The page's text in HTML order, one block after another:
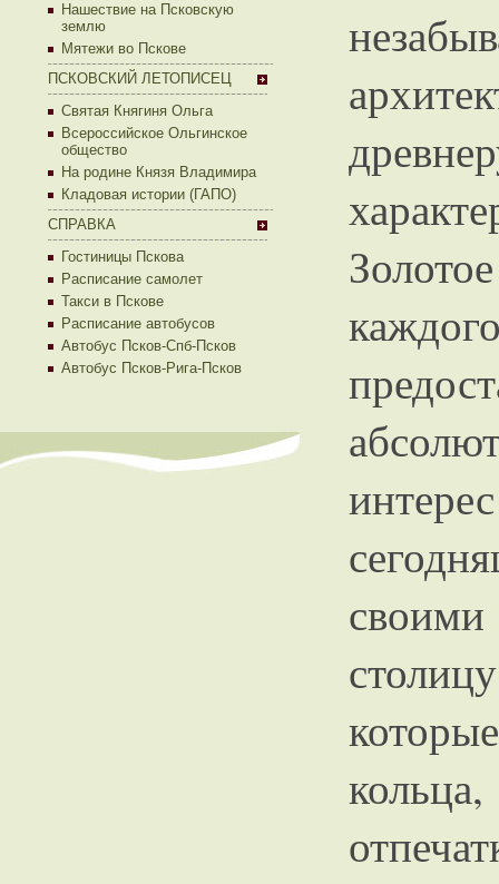
Нашествие на Псковскую
землю
Мятежи во Пскове
ПСКОВСКИЙ ЛЕТОПИСЕЦ
Святая Княгиня Ольга
Всероссийское Ольгинское
общество
На родине Князя Владимира
Кладовая истории (ГАПО)
СПРАВКА
Гостиницы Пскова
Расписание самолет
Такси в Пскове
Расписание автобусов
Автобус Псков-Спб-Псков
Автобус Псков-Рига-Псков